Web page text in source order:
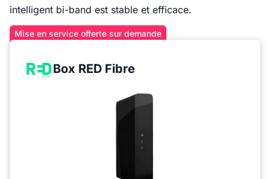
intelligent bi-band est stable et efficace.
Mise en service offerte sur demande
Box RED Fibre